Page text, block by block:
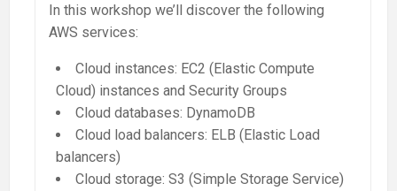
In this workshop we’ll discover the following
AWS services:
Cloud instances: EC2 (Elastic Compute
Cloud) instances and Security Groups
Cloud databases: DynamoDB
Cloud load balancers: ELB (Elastic Load
balancers)
Cloud storage: S3 (Simple Storage Service)